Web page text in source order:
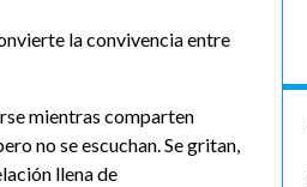
la convivencia entre
mientras comparten
no se escuchan. Se gritan,
llena de